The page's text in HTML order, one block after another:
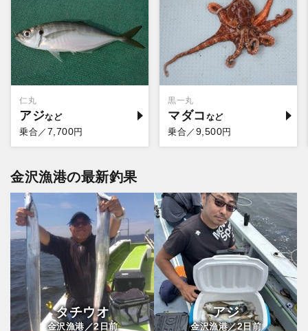
仁丸
アジ
乗合／ 7,700円
黒一丸
マダコ
乗合／ 9,500円
金沢漁港の最新釣果
タチウオ
金沢漁港／2 日前
アジ
金沢漁港／2日前